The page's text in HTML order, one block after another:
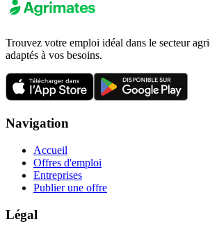
Trouvez votre emploi idéal dans le secteur
adaptés à vos besoins.
Navigation
Accueil
Offres d'emploi
Entreprises
Publier une offre
Légal